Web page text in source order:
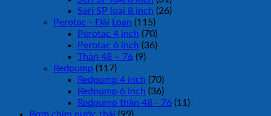
Seri SP loại 8 inch (26)
Perotac - Đài Loan (115)
Perotac 4 inch (70)
Perotac 6 inch (36)
Thân 48 – 76 (9)
Redpump (117)
Redpump 4 inch (70)
Redpump 6 inch (36)
Redpump thân 48 - 76 (11)